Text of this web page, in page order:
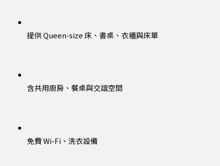
提供 Queen-size 床、書桌、衣櫃與床單
含共用廚房、餐桌與交誼空間
免費 Wi-Fi、洗衣設備